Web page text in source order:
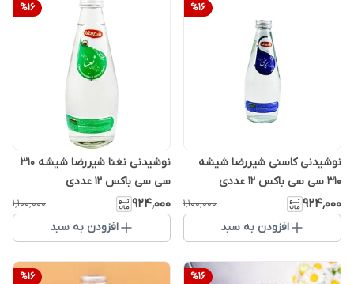
%16
نوشیدنی کاسنی شیررضا شیشه
310 سی سی باکس 12 عددی
۹۲۴٬۰۰۰ ۱٬۱۰۰٬۰۰۰
افزودن به سبد
%16
نوشیدنی نغنا شیررضا شیشه 310
سی سی باکس 12 عددی
۹۲۴٬۰۰۰ ۱٬۱۰۰٬۰۰۰
افزودن به سبد
%16
%16